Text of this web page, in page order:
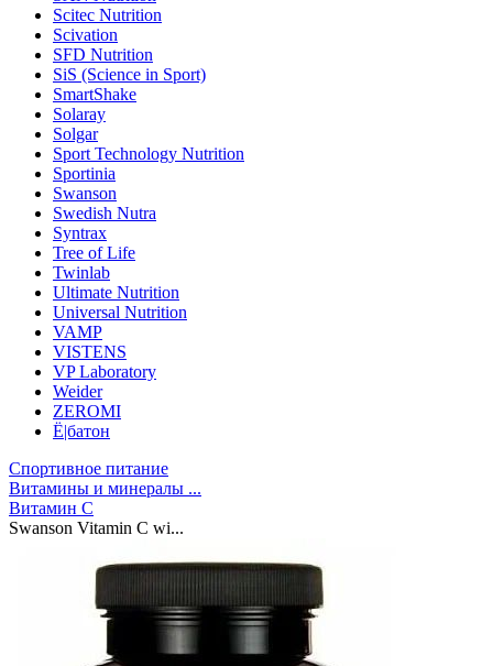
Scitec Nutrition
Scivation
SFD Nutrition
SiS (Science in Sport)
SmartShake
Solaray
Solgar
Sport Technology Nutrition
Sportinia
Swanson
Swedish Nutra
Syntrax
Tree of Life
Twinlab
Ultimate Nutrition
Universal Nutrition
VAMP
VISTENS
VP Laboratory
Weider
ZEROMI
Ё|батон
Спортивное питание
Витамины и минералы ...
Витамин C
Swanson Vitamin C wi...